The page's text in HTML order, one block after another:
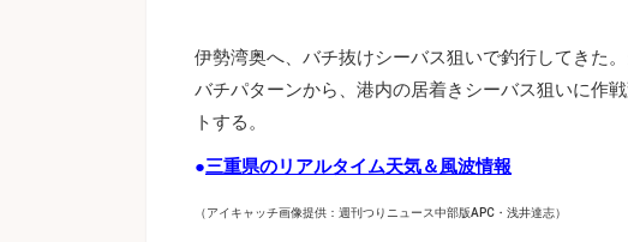
伊勢湾奥へ、バチ抜けシーバス狙いで釣行してきた
バチパターンから、港内の居着きシーバス狙いに作
トする。
●三重県のリアルタイム天気＆風波情報
（アイキャッチ画像提供：週刊つりニュース中部版APC・浅井達志）